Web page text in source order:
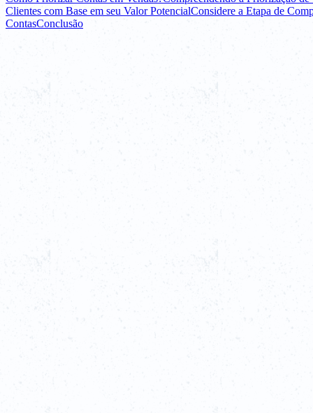
Clientes com Base em seu Valor PotencialConsidere a Etapa de
ContasConclusão